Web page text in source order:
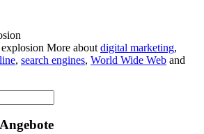
More about digital marketing,
, search engines, World Wide Web and